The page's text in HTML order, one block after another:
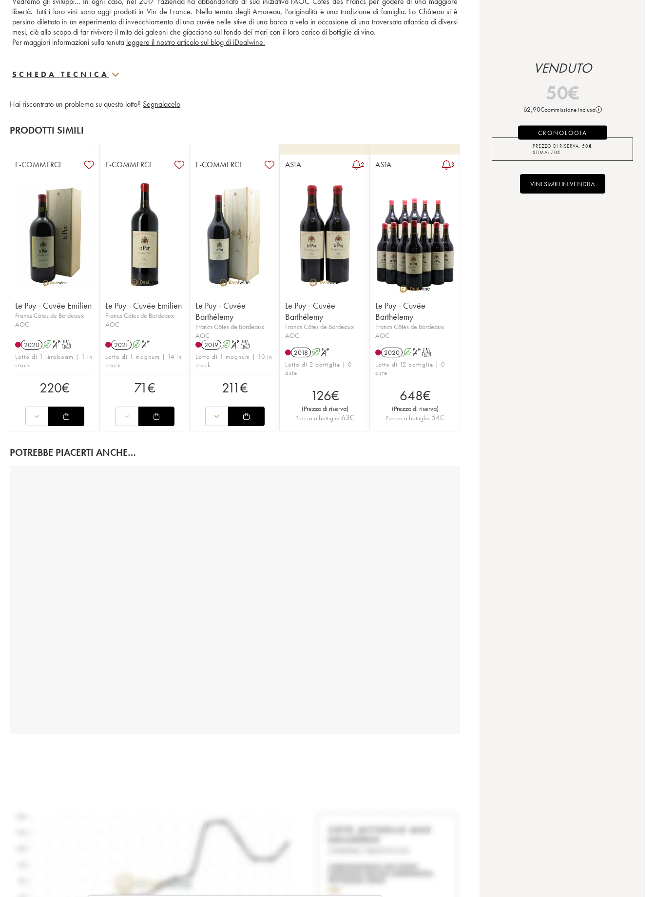
libertà. Tutti i loro vini sono oggi prodotti in Vin de France. Nella tenuta degli Amoreau, l’originalità è una tradizione di famiglia. Lo Château si è
persino dilettato in un esperimento di invecchiamento di una cuvée nelle stive di una barca a vela in occasione di una traversata atlantica di diversi
mesi, ciò allo scopo di far rivivere il mito dei galeoni che giacciono sul fondo dei mari con il loro carico di bottiglie di vino.
Per maggiori informazioni sulla tenuta leggere il nostro articolo sul blog di iDealwine.
SCHEDA TECNICA
Hai riscontrato un problema su questo lotto? Segnalacelo
PRODOTTI SIMILI
E-COMMERCE
Le Puy - Cuvée Emilien
Francs Côtes de Bordeaux
AOC
2020 A ST
Lotto di 1 jéroboam | 1 in
stock
220€
E-COMMERCE
Le Puy - Cuvée Emilien
Francs Côtes de Bordeaux
AOC
2021 A S
Lotto di 1 magnum | 14 in
stock
71€
E-COMMERCE
Le Puy - Cuvée
Barthélemy
Francs Côtes de Bordeaux
AOC
2019 A ST
Lotto di 1 magnum | 10 in
stock
211€
ASTA 2
Le Puy - Cuvée
Barthélemy
Francs Côtes de Bordeaux
AOC
2018 A S
Lotto di 2 bottiglie | 0
aste
126€
(Prezzo di riserva)
Prezzo a bottiglia 63€
ASTA 3
Le Puy - Cuvée
Barthélemy
Francs Côtes de Bordeaux
AOC
2020 A ST
Lotto di 12 bottiglie | 0
aste
648€
(Prezzo di riserva)
Prezzo a bottiglia 54€
POTREBBE PIACERTI ANCHE…
VENDUTO
50€
62,90€commissione inclusa
CRONOLOGIA
PREZZO DI RISERVA: 50€
STIMA: 70€
VINI SIMILI IN VENDITA